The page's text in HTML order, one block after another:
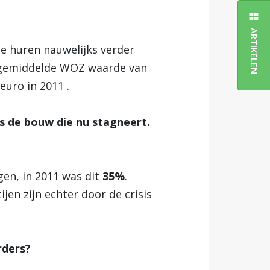
huren nauwelijks verder
WOZ waarde van
in 2011 .
de bouw die nu stagneert.
in 2011 was dit 35%.
zijn echter door de crisis
ARTIKELEN